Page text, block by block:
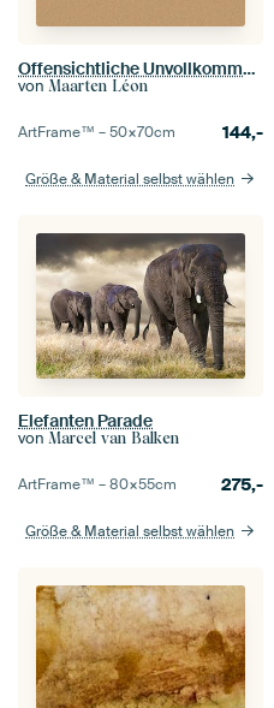
Offensichtliche Unvollkommenheiten
von Maarten Léon
ArtFrame™ –50×70cm 144,-
Größe & Material selbst wählen
Elefanten Parade
von Marcel van Balken
ArtFrame™ –80×55cm 275,-
Größe & Material selbst wählen